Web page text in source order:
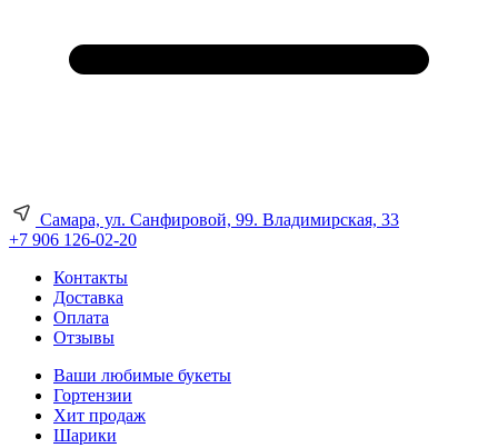
Самара, ул. Санфировой, 99. Владимирская, 33
+7 906 126-02-20
Контакты
Доставка
Оплата
Отзывы
Ваши любимые букеты
Гортензии
Хит продаж
Шарики